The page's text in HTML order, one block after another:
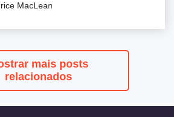
MacLean
mais posts
relacionados